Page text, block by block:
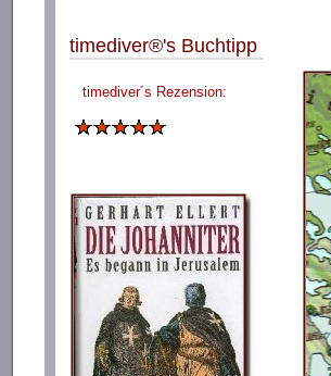
timediver®'s Buchtipp
timediver´s Rezension: